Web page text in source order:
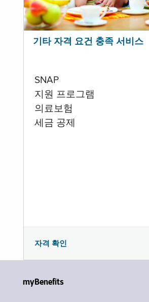
기타 자격 요건 충족 서비스
SNAP
지원 프로그램
의료보험
세금 공제
자격 확인
myBenefits